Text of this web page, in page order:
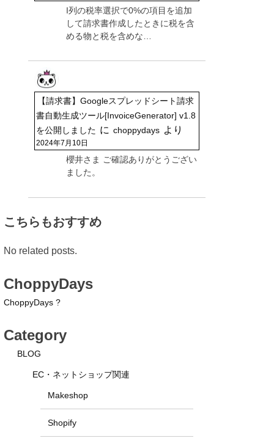
I列の税率選択で0%の項目を追加
して請求書作成したときに税を含
める物と税を含めな…
【請求書】Googleスプレッドシート請求
書自動生成ツール[InvoiceGenerator] v1.8
を公開しました に choppydays より
2024年7月10日
櫻井さま ご確認ありがとうござい
ました。
こちらもおすすめ
No related posts.
ChoppyDays
ChoppyDays ?
Category
BLOG
EC・ネットショップ関連
Makeshop
Shopify